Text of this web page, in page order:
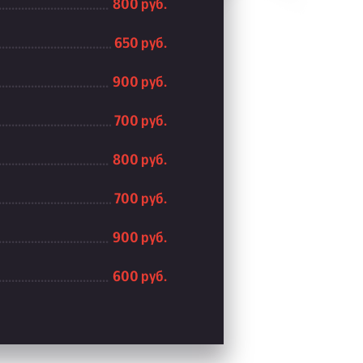
800 руб.
650 руб.
900 руб.
700 руб.
800 руб.
700 руб.
900 руб.
600 руб.